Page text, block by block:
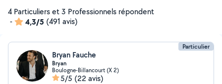
4 Particuliers et 3 Professionnels répondent
-
4,3/5 (491 avis)
Particulier
Bryan Fauche
Bryan
Boulogne-Billancourt (X 2)
5/5 (22 avis)